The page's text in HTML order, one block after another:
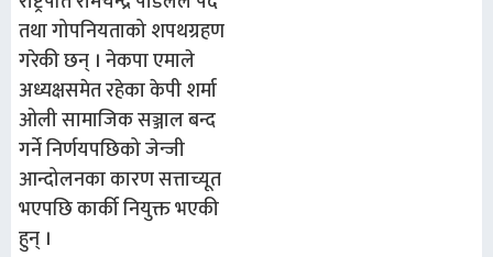
तथा गोपनियताको शपथग्रहण
गरेकी छन् । नेकपा एमाले
अध्यक्षसमेत रहेका केपी शर्मा
ओली सामाजिक सञ्जाल बन्द
गर्ने निर्णयपछिको जेन्जी
आन्दोलनका कारण सत्ताच्यूत
भएपछि कार्की नियुक्त भएकी
हुन् ।